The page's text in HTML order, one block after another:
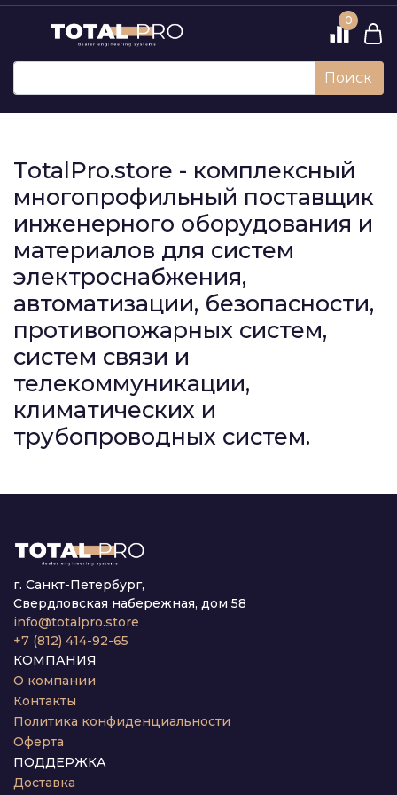
0
Поиск
TotalPro.store - комплексный
многопрофильный поставщик
инженерного оборудования и
материалов для систем
электроснабжения,
автоматизации, безопасности,
противопожарных систем,
систем связи и
телекоммуникации,
климатических и
трубопроводных систем.
г. Санкт-Петербург,
Свердловская набережная, дом 58
info@totalpro.store
+7 (812) 414-92-65
КОМПАНИЯ
О компании
Контакты
Политика конфиденциальности
Оферта
ПОДДЕРЖКА
Доставка